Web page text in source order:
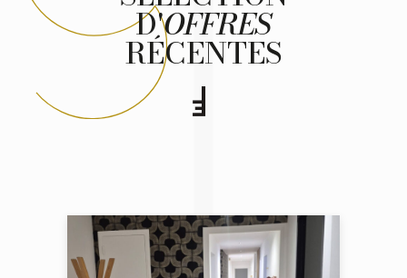
D'OFFRES
RÉCENTES